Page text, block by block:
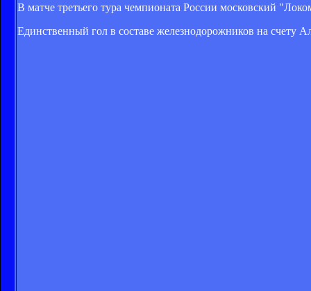
В матче третьего тура чемпионата России московский
Единственный гол в составе железнодорожников на счету